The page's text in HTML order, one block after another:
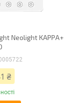
Neolight KAPPA+
₴